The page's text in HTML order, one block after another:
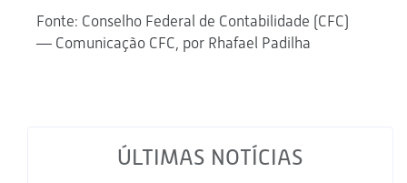
Fonte: Conselho Federal de Contabilidade (CFC)
— Comunicação CFC, por Rhafael Padilha
ÚLTIMAS NOTÍCIAS